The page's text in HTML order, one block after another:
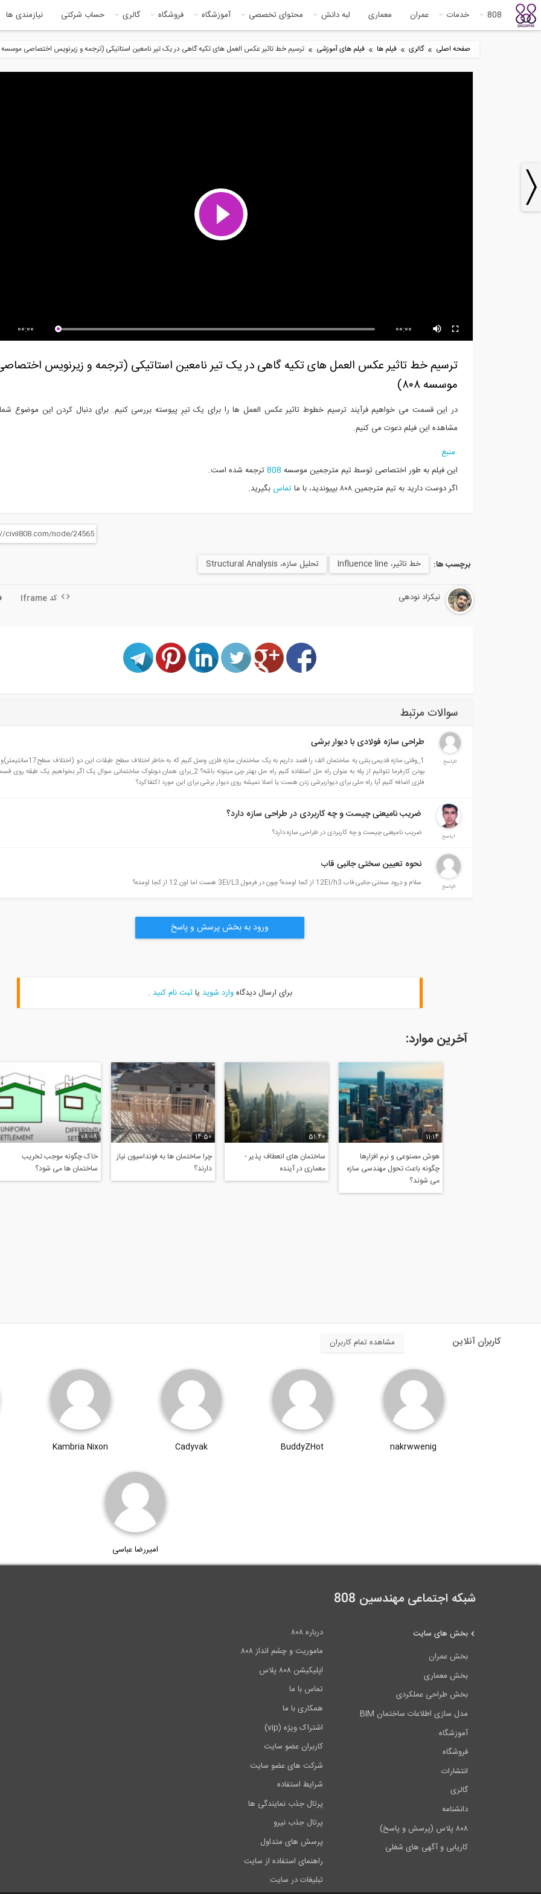
808 خدمات عمران معماری لبه دانش محتوای تخصصی آموزشگاه فروشگاه گالری حساب شرکتی نیازمندی ها
صفحه اصلی » گالری » فیلم ها » فیلم های آموزشی » ترسیم خط تاثیر عکس العمل های تکیه گاهی در یک تیر نامعین استاتیکی (ترجمه و زیرنویس اختصاصی موسسه ۸۰۸)
00:00 00:00
ترسیم خط تاثیر عکس العمل های تکیه گاهی در یک تیر نامعین استاتیکی (ترجمه و زیرنویس
موسسه ۸۰۸)
در این قسمت می خواهیم فرآیند ترسیم خطوط تاثیر عکس العمل ها را برای یک تیرِ پیوسته بررسی کنیم. برای دنبال کردن این موضوع شما
مشاهده این فیلم دعوت می کنیم.
منبع
این فیلم به طور اختصاصی توسط تیم مترجمین موسسه 808ترجمه شده است.
اگر دوست دارید به تیم مترجمین ۸۰۸ بپیوندید، با ما
تماس بگیرید.
برچسب ها: خط تاثیر، Influence line تحلیل سازه، Structural Analysis
نیکزاد نودهی کد Iframe
سوالات مرتبط
0پاسخ
طراحی سازه فولادی با دیوار برشی
1_وقتی سازه قدیمی بتنی یه ساختمان الف را قصد داریم به یک ساختمان سازه فلزی وصل
بودن کارفرما نتوانیم از پله به عنوان راه حل استفاده کنیم راه حل بهتر چی میتونه باشه؟ 2_برای همان دوبلوک ساختمانی سوال یک اگر بخواهیم یک
فلزی اضافه کنیم آیا راه حلی برای دیواربرشی زدن هست یا اصلا نمیشه روی دیوار برشی برای این مورد اکتفاکرد؟
1پاسخ
ضریب نامیعنی چیست و چه کاربردی در طراحی سازه دارد؟
ضریب نامیعنی چیست و چه کاربردی در طراحی سازه دارد؟
0پاسخ
نحوه تعیین سختی جانبی قاب
سلام و درود سختی جانبی قاب 12EI/h3 از کجا اومده؟ چون در فرمول 3EI/L3 هست اما اون 12 از کجا اومده؟
ورود به بخش پرسش و پاسخ
برای ارسال دیدگاهوارد شوید یاثبت نام کنید .
آخرین موارد:
11:14
هوش مصنوعی و نرم افزارها
چگونه باعث تحول مهندسی سازه
می شوند؟
51:40
ساختمان های انعطاف پذیر -
معماری در آینده
14:50
چرا ساختمان ها به فونداسیون نیاز
دارند؟
08:08
خاک چگونه موجب تخریب
ساختمان ها می شود؟
کاربران آنلاین مشاهده تمام کاربران
nakrwwenig
BuddyZHot
Cadyvak
Kambria Nixon
امیررضا عباسی
شبکه اجتماعی مهندسین 808
درباره ۸۰۸
ماموریت و چشم انداز ۸۰۸
اپلیکیشن ۸۰۸ پلاس
تماس با ما
همکاری با ما
اشتراک ویژه (vip)
کاربران عضو سایت
شرکت های عضو سایت
شرایط استفاده
پرتال جذب نمایندگی ها
پرتال جذب نیرو
پرسش های متداول
راهنمای استفاده از سایت
تبلیغات در سایت
بخش های سایت
بخش عمران
بخش معماری
بخش طراحی عملکردی
مدل سازی اطلاعات ساختمان BIM
آموزشگاه
فروشگاه
انتشارات
گالری
دانشنامه
۸۰۸ پلاس (پرسش و پاسخ)
کاریابی و آگهی های شغلی